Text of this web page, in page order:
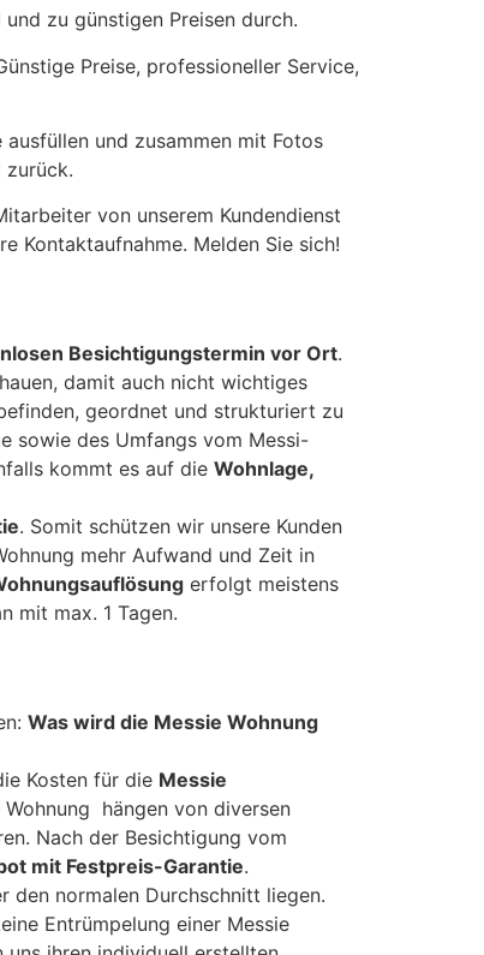
und zu günstigen Preisen durch.
Preise, professioneller Service,
ausfüllen und zusammen mit Fotos
zurück.
von unserem Kundendienst
Kontaktaufnahme. Melden Sie sich!
Besichtigungstermin vor Ort.
damit auch nicht wichtiges
geordnet und strukturiert zu
sowie des Umfangs vom Messi-
kommt es auf die Wohnlage,
. Somit schützen wir unsere Kunden
mehr Aufwand und Zeit in
erfolgt meistens
mit max. 1 Tagen.
Was wird die Messie Wohnung
Kosten für die Messie
Wohnung hängen von diversen
Nach der Besichtigung vom
mit Festpreis-Garantie.
den normalen Durchschnitt liegen.
Entrümpelung einer Messie